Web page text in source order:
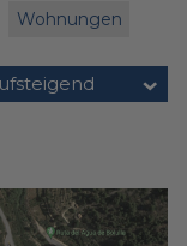
Wohnungen